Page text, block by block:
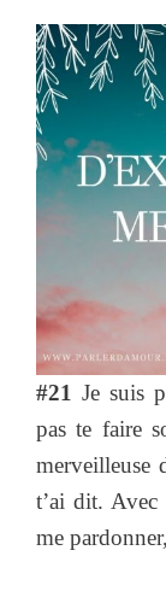
#21 Je suis
pas te faire
merveilleuse
t’ai dit. Avec
me